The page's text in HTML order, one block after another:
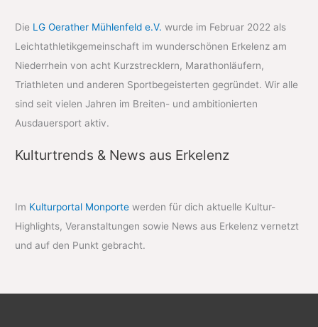
Die LG Oerather Mühlenfeld e.V. wurde im Februar 2022 als
Leichtathletikgemeinschaft im wunderschönen Erkelenz am
Niederrhein von acht Kurzstrecklern, Marathonläufern,
Triathleten und anderen Sportbegeisterten gegründet. Wir alle
sind seit vielen Jahren im Breiten- und ambitionierten
Ausdauersport aktiv.
Kulturtrends & News aus Erkelenz
Im Kulturportal Monporte werden für dich aktuelle Kultur-
Highlights, Veranstaltungen sowie News aus Erkelenz vernetzt
und auf den Punkt gebracht.